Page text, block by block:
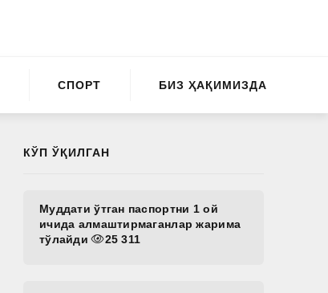
СПОРТ БИЗ ҲАҚИМИЗДА
КЎП ЎҚИЛГАН
Муддати ўтган паспортни 1 ой
ичида алмаштирмаганлар жарима
тўлайди
25 311